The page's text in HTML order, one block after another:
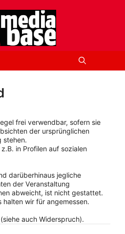
frei verwendbar, sofern sie
der ursprünglichen
stehen.
in Profilen auf sozialen
darüberhinaus jegliche
der Veranstaltung
abweicht, ist nicht gestattet.
halten wir für angemessen.
auch Widerspruch).